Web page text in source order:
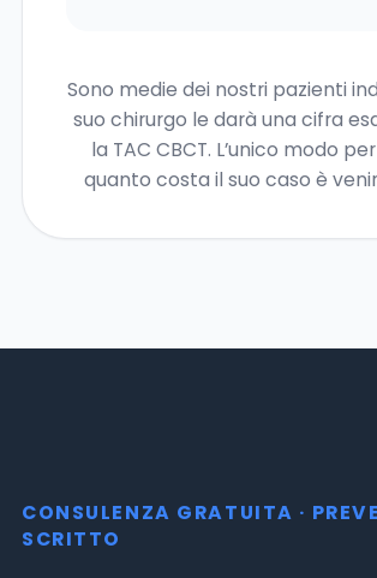
Sono medie dei nostri pazienti
suo chirurgo le darà una cifra
la TAC CBCT. L’unico modo
quanto costa il suo caso è
CONSULENZA GRATUITA ·
SCRITTO